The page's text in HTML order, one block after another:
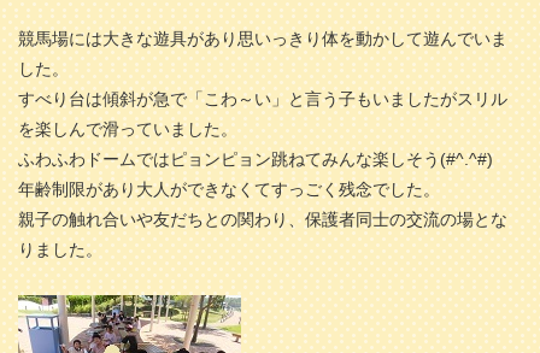
競馬場には大きな遊具があり思いっきり体を動かして遊んでいま
した。
すべり台は傾斜が急で「こわ～い」と言う子もいましたがスリル
を楽しんで滑っていました。
ふわふわドームではピョンピョン跳ねてみんな楽しそう(#^.^#)
年齢制限があり大人ができなくてすっごく残念でした。
親子の触れ合いや友だちとの関わり、保護者同士の交流の場とな
りました。